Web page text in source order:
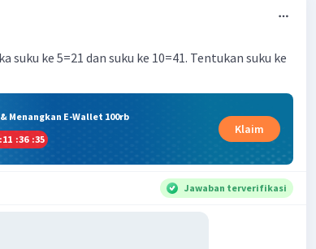
ke 5=21 dan suku ke 10=41. Tentukan suku ke
Menangkan E-Wallet 100rb
:11 :36 :35
Klaim
Jawaban terverifikasi